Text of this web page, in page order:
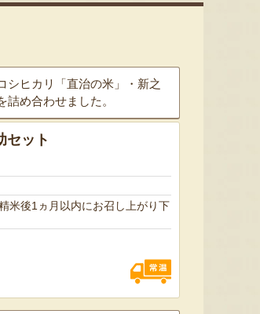
シヒカリ「直治の米」・新之
め合わせました。
セット
米後1ヵ月以内にお召し上がり下